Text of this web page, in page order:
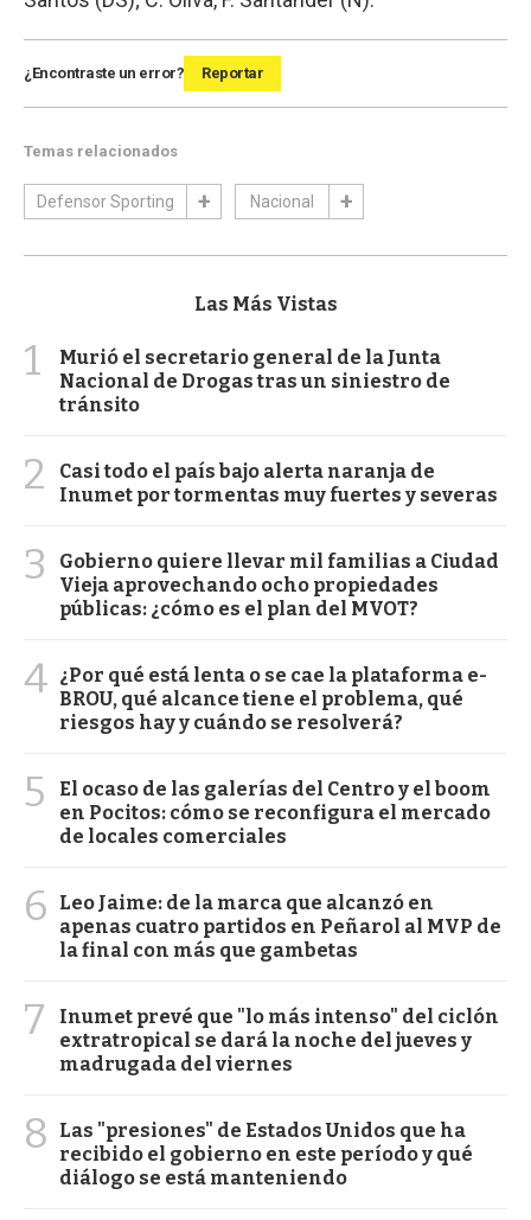
¿Encontraste un error? Reportar
Temas relacionados
Defensor Sporting Nacional
Las Más Vistas
1
Murió el secretario general de la Junta
Nacional de Drogas tras un siniestro de
tránsito
2
Casi todo el país bajo alerta naranja de
Inumet por tormentas muy fuertes y severas
3
Gobierno quiere llevar mil familias a Ciudad
Vieja aprovechando ocho propiedades
públicas: ¿cómo es el plan del MVOT?
4 ¿Por qué está lenta o se cae la plataforma e-
BROU, qué alcance tiene el problema, qué
riesgos hay y cuándo se resolverá?
5
El ocaso de las galerías del Centro y el boom
en Pocitos: cómo se reconfigura el mercado
de locales comerciales
6
Leo Jaime: de la marca que alcanzó en
apenas cuatro partidos en Peñarol al MVP de
la final con más que gambetas
7
Inumet prevé que "lo más intenso" del ciclón
extratropical se dará la noche del jueves y
madrugada del viernes
8
Las "presiones" de Estados Unidos que ha
recibido el gobierno en este período y qué
diálogo se está manteniendo